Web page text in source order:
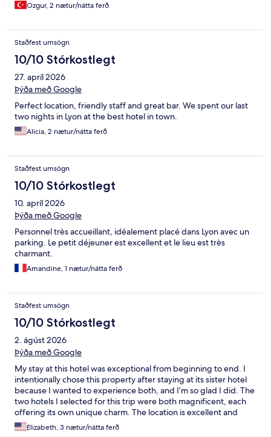
Ozgur, 2 nætur/nátta ferð
Staðfest umsögn
10/10 Stórkostlegt
27. apríl 2026
Þýða með Google
Perfect location, friendly staff and great bar. We spent our last
two nights in Lyon at the best hotel in town.
Alicia, 2 nætur/nátta ferð
Staðfest umsögn
10/10 Stórkostlegt
10. apríl 2026
Þýða með Google
Personnel très accueillant, idéalement placé dans Lyon avec un
parking. Le petit déjeuner est excellent et le lieu est très
charmant.
Amandine, 1 nætur/nátta ferð
Staðfest umsögn
10/10 Stórkostlegt
2. ágúst 2026
Þýða með Google
My stay at this hotel was exceptional from beginning to end. I
intentionally chose this property after staying at its sister hotel
because I wanted to experience both, and I’m so glad I did. The
two hotels I selected for this trip were both magnificent, each
offering its own unique charm. The location is excellent and
made it easy to enjoy everything the city has to offer. The staff
were incredibly professional, welcoming, and attentive
Elizabeth, 3 nætur/nátta ferð